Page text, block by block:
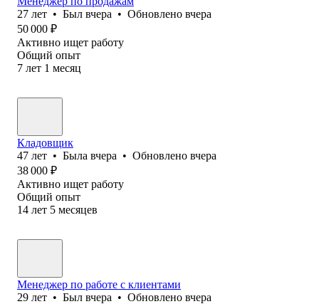
27 лет • Был вчера • Обновлено вчера
50 000 ₽
Активно ищет работу
Общий опыт
7 лет 1 месяц
Кладовщик
47 лет • Была вчера • Обновлено вчера
38 000 ₽
Активно ищет работу
Общий опыт
14 лет 5 месяцев
Менеджер по работе с клиентами
29 лет • Был вчера • Обновлено вчера